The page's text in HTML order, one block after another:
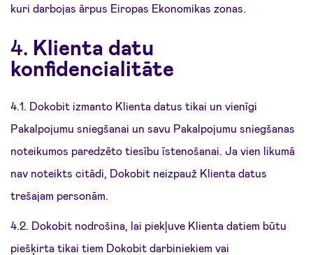
kuri darbojas ārpus Eiropas Ekonomikas zonas.
4. Klienta datu
konfidencialitāte
4.1. Dokobit izmanto Klienta datus tikai un vienīgi
Pakalpojumu sniegšanai un savu Pakalpojumu sniegšanas
noteikumos paredzēto tiesību īstenošanai. Ja vien likumā
nav noteikts citādi, Dokobit neizpauž Klienta datus
trešajam personām.
4.2. Dokobit nodrošina, lai piekļuve Klienta datiem būtu
piešķirta tikai tiem Dokobit darbiniekiem vai